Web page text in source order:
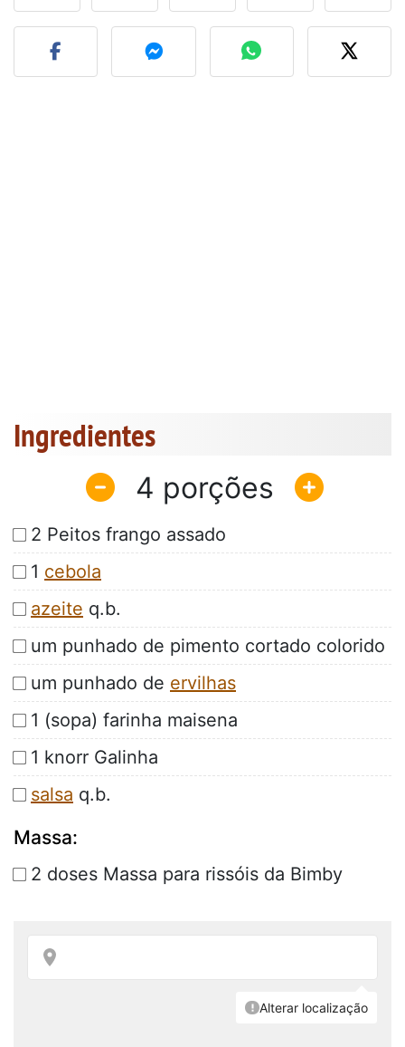
Fez esta receita?
Ingredientes
4
2 Peitos frango assado
1 cebola
azeite q.b.
um punhado de pimento cortado colorido
um punhado de ervilhas
1 (sopa) farinha maisena
1 knorr Galinha
salsa q.b.
Massa:
2 doses Massa para rissóis da Bimby